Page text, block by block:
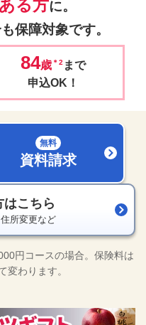
る方に。
保障対象です。
84歳 ＊2 まで
申込OK！
きます
無料
資料請求
新規ウィンドウを
はこちら
所変更など
円コースの場合。保険料は
変わります。